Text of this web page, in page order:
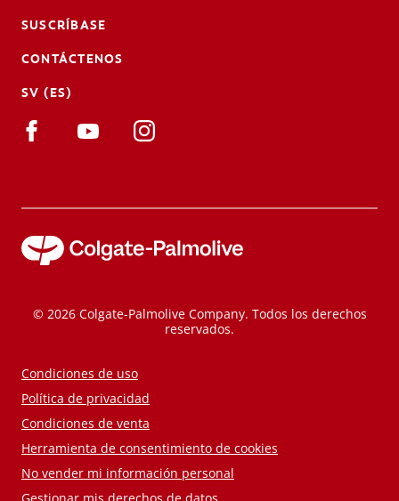
SUSCRÍBASE
CONTÁCTENOS
SV (ES)
© 2026 Colgate-Palmolive Company. Todos los derechos
reservados.
Condiciones de uso
Política de privacidad
Condiciones de venta
Herramienta de consentimiento de cookies
No vender mi información personal